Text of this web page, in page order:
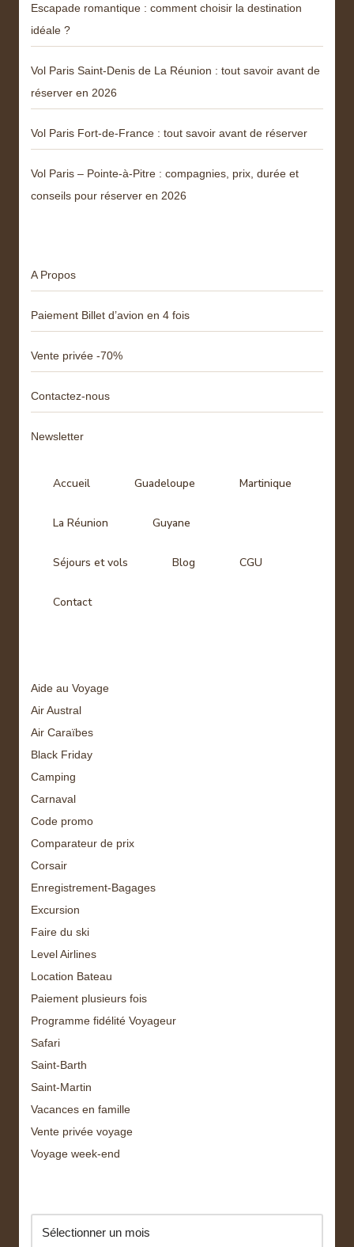
Escapade romantique : comment choisir la destination
idéale ?
Vol Paris Saint-Denis de La Réunion : tout savoir avant de
réserver en 2026
Vol Paris Fort-de-France : tout savoir avant de réserver
Vol Paris – Pointe-à-Pitre : compagnies, prix, durée et
conseils pour réserver en 2026
A Propos
Paiement Billet d’avion en 4 fois
Vente privée -70%
Contactez-nous
Newsletter
Accueil Guadeloupe Martinique
La Réunion Guyane
Séjours et vols Blog CGU
Contact
Aide au Voyage
Air Austral
Air Caraïbes
Black Friday
Camping
Carnaval
Code promo
Comparateur de prix
Corsair
Enregistrement-Bagages
Excursion
Faire du ski
Level Airlines
Location Bateau
Paiement plusieurs fois
Programme fidélité Voyageur
Safari
Saint-Barth
Saint-Martin
Vacances en famille
Vente privée voyage
Voyage week-end